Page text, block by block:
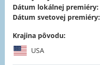
Dátum lokálnej premiéry:
Dátum svetovej premiéry:
Krajina pôvodu:
USA